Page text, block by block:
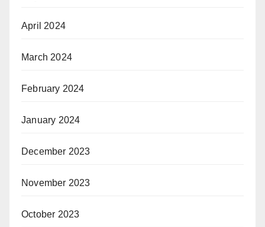
April 2024
March 2024
February 2024
January 2024
December 2023
November 2023
October 2023